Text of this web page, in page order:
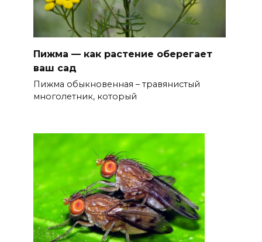
Пижма — как растение оберегает
ваш сад
Пижма обыкновенная – травянистый
многолетник, который